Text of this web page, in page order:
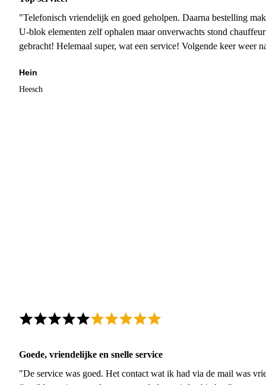
"Telefonisch vriendelijk en goed geholpen. Daarna bestelling
U-blok elementen zelf ophalen maar onverwachts stond
gebracht! Helemaal super, wat een service! Volgende keer weer
Hein
Heesch
Goede, vriendelijke en snelle service
"De service was goed. Het contact wat ik had via de mail was